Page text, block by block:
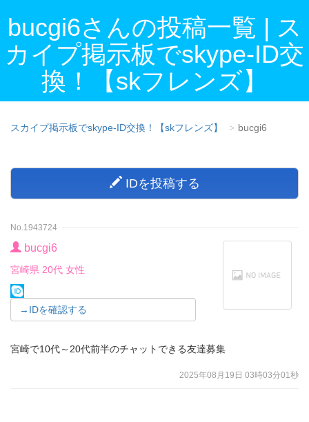
bucgi6さんの投稿一覧 | ス
カイプ掲示板でskype-ID交
換！【skフレンズ】
スカイプ掲示板でskype-ID交換！【skフレンズ】 bucgi6
IDを投稿する
No.1943724
bucgi6
宮崎県 20代 女性
→IDを確認する
宮崎で10代～20代前半のチャットできる友達募集
2025年08月19日 03時03分01秒